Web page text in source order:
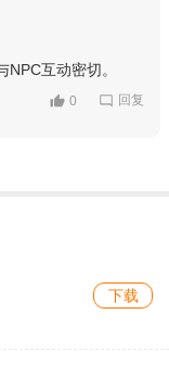
互动密切。
0 回复
下载